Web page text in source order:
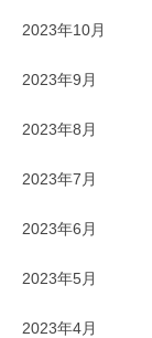
2023年10月
2023年9月
2023年8月
2023年7月
2023年6月
2023年5月
2023年4月